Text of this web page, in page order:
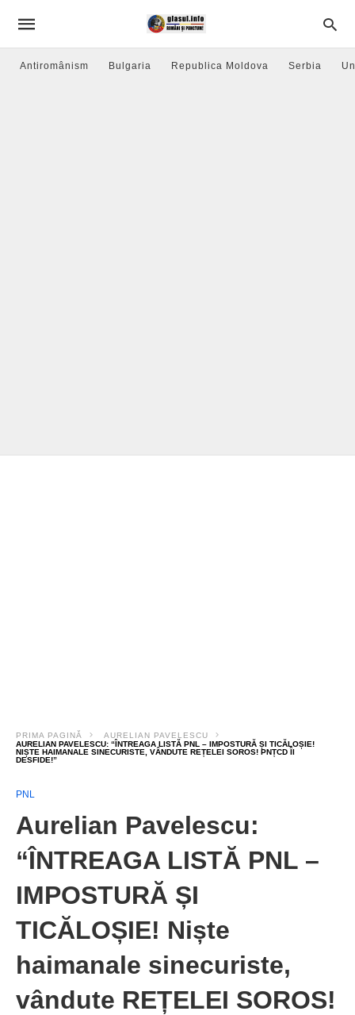
Antiromânism Bulgaria Republica Moldova Serbia
PRIMA PAGINĂ
AURELIAN PAVELESCU
AURELIAN PAVELESCU: “ÎNTREAGA LISTĂ PNL – IMPOSTURĂ ȘI TICĂLOȘIE!
NIȘTE HAIMANALE SINECURISTE, VÂNDUTE REȚELEI SOROS! PNȚCD ÎI
DESFIDE!”
PNL
Aurelian Pavelescu:
“ÎNTREAGA LISTĂ PNL –
IMPOSTURĂ ȘI
TICĂLOȘIE! Niște
haimanale sinecuriste,
vândute REȚELEI SOROS!